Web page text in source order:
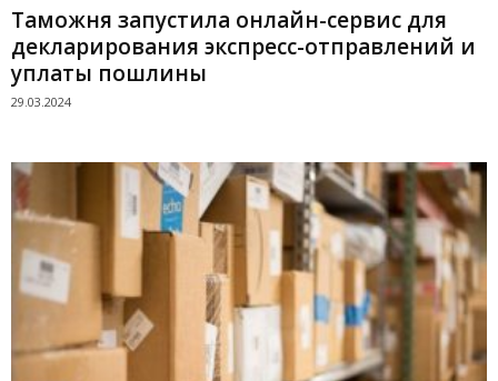
Таможня запустила онлайн-сервис для
декларирования экспресс-отправлений и
уплаты пошлины
29.03.2024